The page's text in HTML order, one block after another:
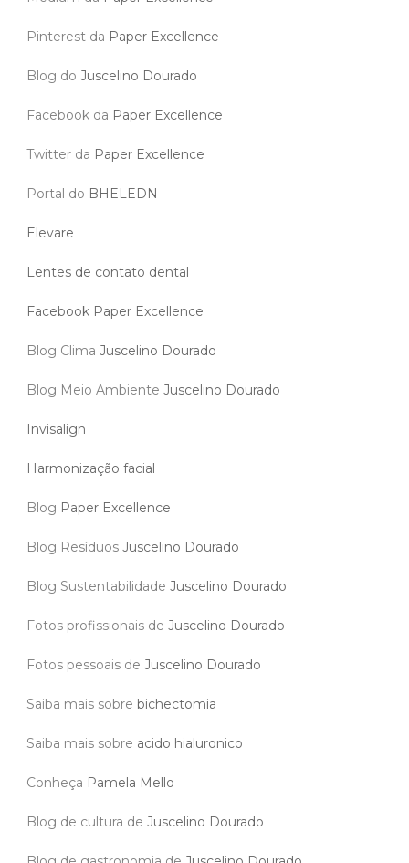
Pinterest da Paper Excellence
Blog do Juscelino Dourado
Facebook da Paper Excellence
Twitter da Paper Excellence
Portal do BHELEDN
Elevare
Lentes de contato dental
Facebook Paper Excellence
Blog Clima Juscelino Dourado
Blog Meio Ambiente Juscelino Dourado
Invisalign
Harmonização facial
Blog Paper Excellence
Blog Resíduos Juscelino Dourado
Blog Sustentabilidade Juscelino Dourado
Fotos profissionais de Juscelino Dourado
Fotos pessoais de Juscelino Dourado
Saiba mais sobre bichectomia
Saiba mais sobre acido hialuronico
Conheça Pamela Mello
Blog de cultura de Juscelino Dourado